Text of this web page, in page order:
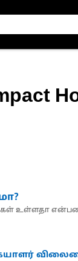
உள்ளதா